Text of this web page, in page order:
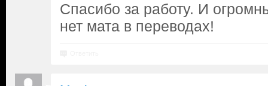
Спасибо за работу. И
нет мата в переводах!